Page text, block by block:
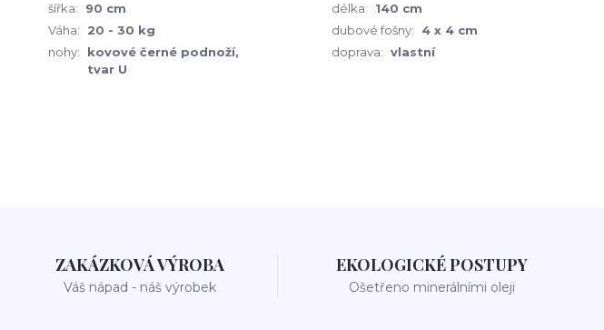
šířka:
90 cm délka:
140 cm
Váha:
20 - 30 kg dubové fošny:
4 x 4 cm
nohy:
kovové černé podnoží,
tvar U
doprava: vlastní
ZAKÁZKOVÁ VÝROBA
Váš nápad - náš výrobek
EKOLOGICKÉ POSTUPY
Ošetřeno minerálními oleji